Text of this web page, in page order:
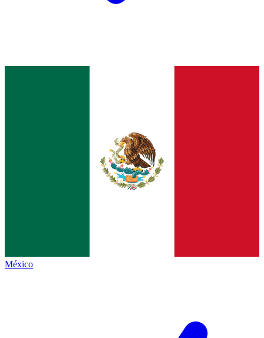
México